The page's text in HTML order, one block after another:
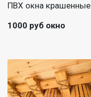
ПВХ окна крашенные
1000 руб окно